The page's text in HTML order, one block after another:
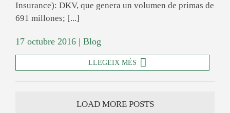
Insurance): DKV, que genera un volumen de primas de
691 millones; [...]
17 octubre 2016 | Blog
LLEGEIX MÉS
LOAD MORE POSTS